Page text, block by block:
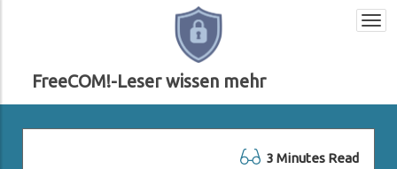
FreeCOM!-Leser wissen mehr
3 Minutes Read